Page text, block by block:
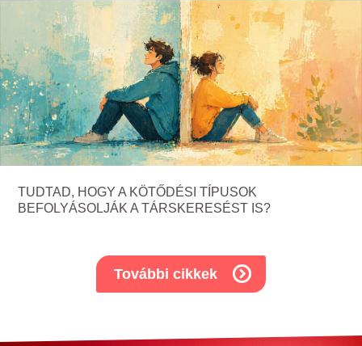
TUDTAD, HOGY A KÖTŐDÉSI TÍPUSOK
BEFOLYÁSOLJÁK A TÁRSKERESÉST IS?
További cikkek